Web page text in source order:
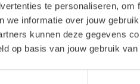
te personaliseren,
we informatie over jouw
kunnen deze gegevens
op basis van jouw gebruik van